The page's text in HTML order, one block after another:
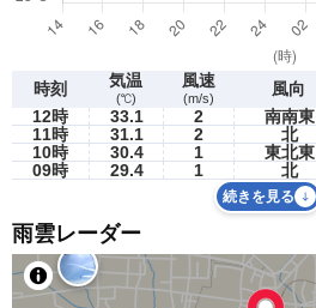
時刻 気温
(℃)
風速
(m/s) 風向
12時 33.1 2 南南東
11時
31.1 2 北
10時
30.4 1 東北東
09時
29.4 1 北
続きを見る
雨雲レーダー